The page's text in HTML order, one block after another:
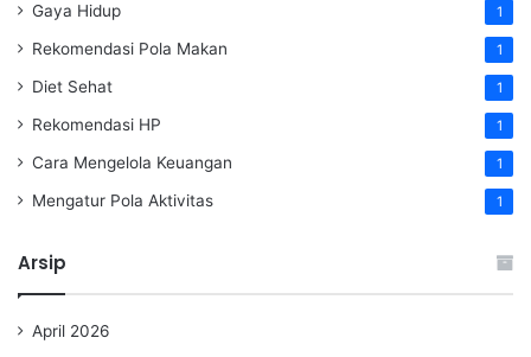
Gaya Hidup 1
Rekomendasi Pola Makan 1
Diet Sehat 1
Rekomendasi HP 1
Cara Mengelola Keuangan 1
Mengatur Pola Aktivitas 1
Arsip
April 2026